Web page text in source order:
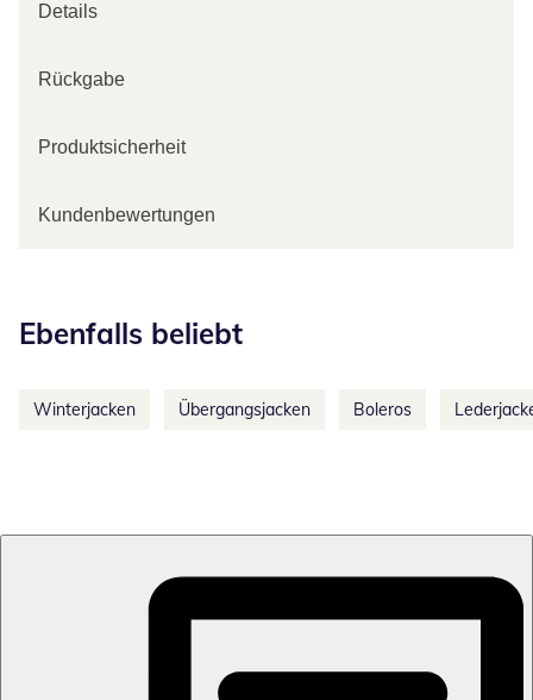
Details
Rückgabe
Produktsicherheit
Kundenbewertungen
Ebenfalls beliebt
Winterjacken Übergangsjacken Boleros